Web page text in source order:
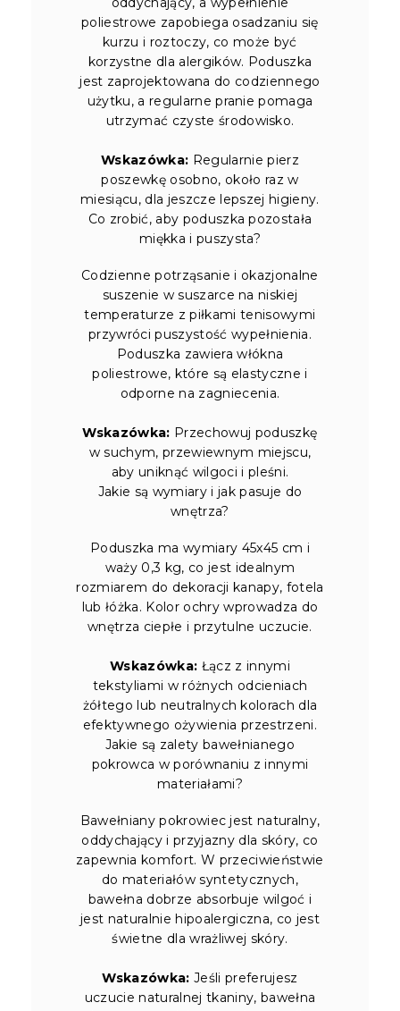
poliestrowe zapobiega osadzaniu się
kurzu i roztoczy, co może być
korzystne dla alergików. Poduszka
jest zaprojektowana do codziennego
użytku, a regularne pranie pomaga
utrzymać czyste środowisko.
Wskazówka: Regularnie pierz
poszewkę osobno, około raz w
miesiącu, dla jeszcze lepszej higieny.
Co zrobić, aby poduszka pozostała
miękka i puszysta?
Codzienne potrząsanie i okazjonalne
suszenie w suszarce na niskiej
temperaturze z piłkami tenisowymi
przywróci puszystość wypełnienia.
Poduszka zawiera włókna
poliestrowe, które są elastyczne i
odporne na zagniecenia.
Wskazówka: Przechowuj poduszkę
w suchym, przewiewnym miejscu,
aby uniknąć wilgoci i pleśni.
Jakie są wymiary i jak pasuje do
wnętrza?
Poduszka ma wymiary 45x45 cm i
waży 0,3 kg, co jest idealnym
rozmiarem do dekoracji kanapy, fotela
lub łóżka. Kolor ochry wprowadza do
wnętrza ciepłe i przytulne uczucie.
Wskazówka: Łącz z innymi
tekstyliami w różnych odcieniach
żółtego lub neutralnych kolorach dla
efektywnego ożywienia przestrzeni.
Jakie są zalety bawełnianego
pokrowca w porównaniu z innymi
materiałami?
Bawełniany pokrowiec jest naturalny,
oddychający i przyjazny dla skóry, co
zapewnia komfort. W przeciwieństwie
do materiałów syntetycznych,
bawełna dobrze absorbuje wilgoć i
jest naturalnie hipoalergiczna, co jest
świetne dla wrażliwej skóry.
Wskazówka: Jeśli preferujesz
uczucie naturalnej tkaniny, bawełna